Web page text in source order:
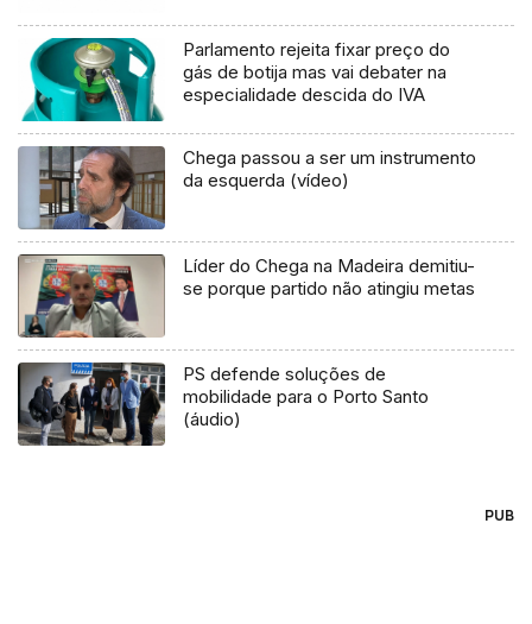
Parlamento rejeita fixar preço do
gás de botija mas vai debater na
especialidade descida do IVA
Chega passou a ser um instrumento
da esquerda (vídeo)
Líder do Chega na Madeira demitiu-
se porque partido não atingiu metas
PS defende soluções de
mobilidade para o Porto Santo
(áudio)
PUB